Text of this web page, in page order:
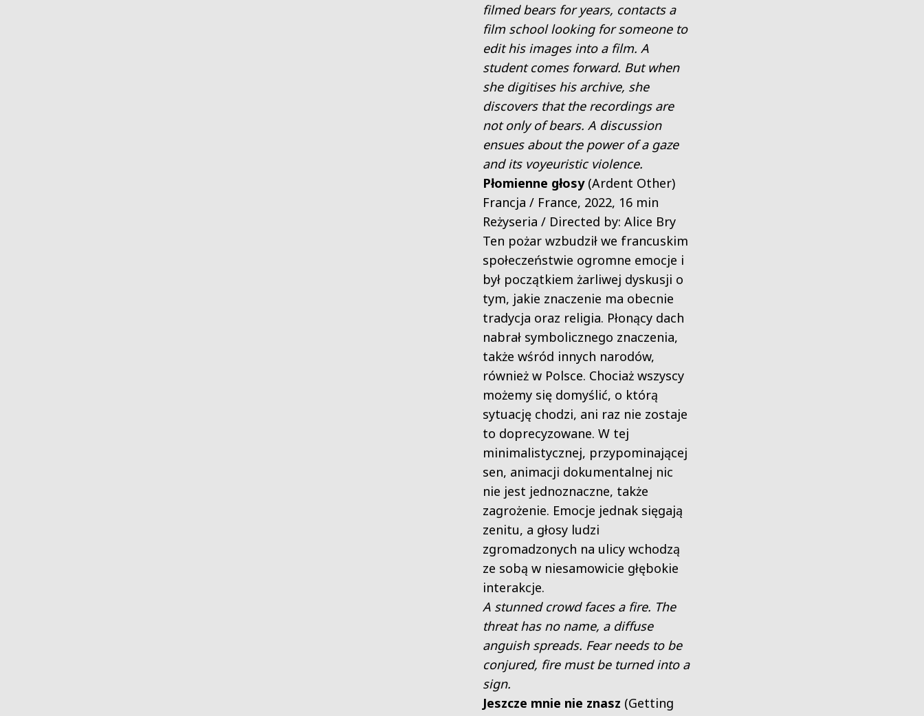
filmed bears for years, contacts a
film school looking for someone to
edit his images into a film. A
student comes forward. But when
she digitises his archive, she
discovers that the recordings are
not only of bears. A discussion
ensues about the power of a gaze
and its voyeuristic violence.
Płomienne głosy (Ardent Other)
Francja / France, 2022, 16 min
Reżyseria / Directed by: Alice Bry
Ten pożar wzbudził we francuskim
społeczeństwie ogromne emocje i
był początkiem żarliwej dyskusji o
tym, jakie znaczenie ma obecnie
tradycja oraz religia. Płonący dach
nabrał symbolicznego znaczenia,
także wśród innych narodów,
również w Polsce. Chociaż wszyscy
możemy się domyślić, o którą
sytuację chodzi, ani raz nie zostaje
to doprecyzowane. W tej
minimalistycznej, przypominającej
sen, animacji dokumentalnej nic
nie jest jednoznaczne, także
zagrożenie. Emocje jednak sięgają
zenitu, a głosy ludzi
zgromadzonych na ulicy wchodzą
ze sobą w niesamowicie głębokie
interakcje.
A stunned crowd faces a fire. The
threat has no name, a diffuse
anguish spreads. Fear needs to be
conjured, fire must be turned into a
sign.
Jeszcze mnie nie znasz (Getting